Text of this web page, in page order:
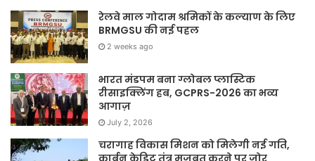
रेलवे माल गोदाम श्रमिकों के कल्याण के लिए
BRMGSU की नई पहल
2 weeks ago
भारत मंडपम बना ग्लोबल प्लास्टिक
रीसाइक्लिंग हब, GCPRS-2026 का भव्य
आगाज़
July 2, 2026
चरागाह विकास मिशन को मिलेगी नई गति,
कार्बन क्रेडिट तंत्र मजबूत करने पर जोर